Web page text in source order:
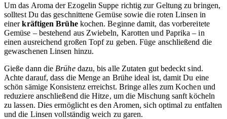
Um das Aroma der Ezogelin Suppe richtig zur Geltung zu bringen,
solltest Du das geschnittene Gemüse sowie die roten Linsen in
einerkräftigen Brühekochen. Beginne damit, das vorbereitete
Gemüse – bestehend aus Zwiebeln, Karotten und Paprika – in
einen ausreichend großen Topf zu geben. Füge anschließend die
gewaschenen Linsen hinzu.
Gieße dann die Brühedazu, bis alle Zutaten gut bedeckt sind.
Achte darauf, dass die Menge an Brühe ideal ist, damit Du eine
schön sämige Konsistenz erreichst. Bringe alles zum Kochen und
reduziere anschließend die Hitze, um die Mischung sanft köcheln
zu lassen. Dies ermöglicht es den Aromen, sich optimal zu entfalten
und die Linsen vollständig weich zu garen.